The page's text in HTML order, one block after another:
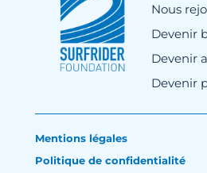
Nous
Devenir
Devenir
Devenir
Mentions légales
Politique de confidentialité